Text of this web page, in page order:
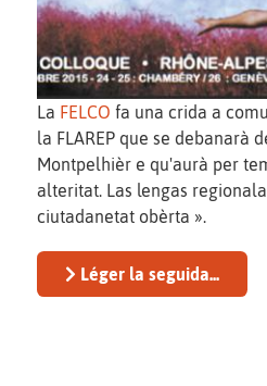
La FELCO fa una crida a
la FLAREP que se debanarà
Montpelhièr e qu'aurà per
alteritat. Las lengas
ciutadanetat obèrta ».
Léger la seguida...